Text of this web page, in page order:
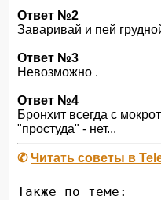
Ответ №2
Заваривай и пей
Ответ №3
Невозможно .
Ответ №4
Бронхит всегда с
"простуда" - нет...
✆Читать советы в
Также по теме: